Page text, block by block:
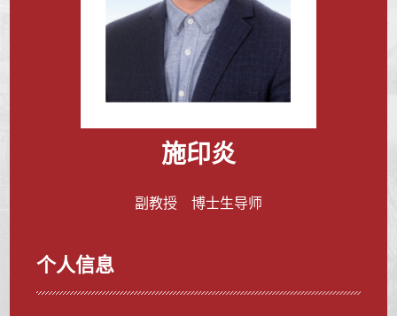
施印炎
副教授 博士生导师
个人信息